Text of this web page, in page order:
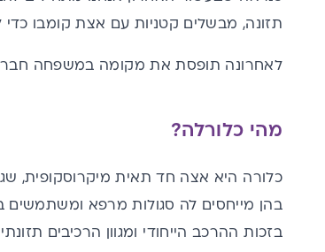
תזונה, מבשלים קטניות עם אצת קומבו כדי
לאחרונה תופסת את מקומה במשפחה
מהי כלורלה?
כלורה היא אצה חד תאית מיקרוסקופית,
בהן מייחסים לה סגולות מרפא
בזכות ההרכב הייחודי ומגוון הרכיבים